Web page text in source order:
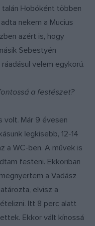
talán Hobóként többen
nekem a Mucius
azért is, hogy
Sebestyén
velem egykorú.
a festészet?
Már 9 évesen
legkisebb, 12-14
a WC-ben. A művek is
festeni. Ekkoriban
a Vadász
elvisz a
Itt 8 perc alatt
Ekkor vált kínossá